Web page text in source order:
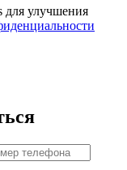
для улучшения